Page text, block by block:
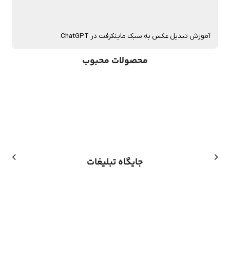
آموزش تبدیل عکس به سبک ماینکرفت در ChatGPT
محصولات محبوب
جایگاه تبلیغات